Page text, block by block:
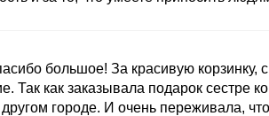
большое! За красивую корзинку,
Так как заказывала подарок сестре
городе. И очень переживала,